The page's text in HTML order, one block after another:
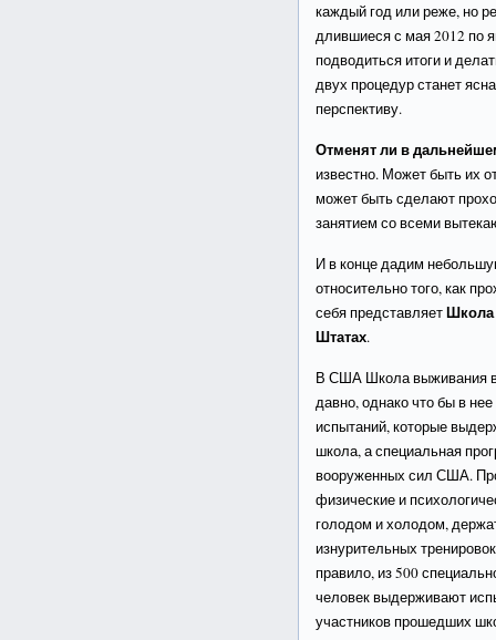
каждый год или реже, но
длившиеся с мая 2012 по
подводиться итоги и
двух процедур станет
перспективу.
Отменят ли в
известно. Может быть их
может быть сделают
занятием со всеми
И в конце дадим
относительно того, как
себя представляетШкола
Штатах.
В США Школа выживания
давно, однако что бы в
испытаний, которые
школа, а специальная
вооруженных сил США.
физические и
голодом и холодом,
изнурительных
правило, из 500
человек выдерживают
участников прошедших